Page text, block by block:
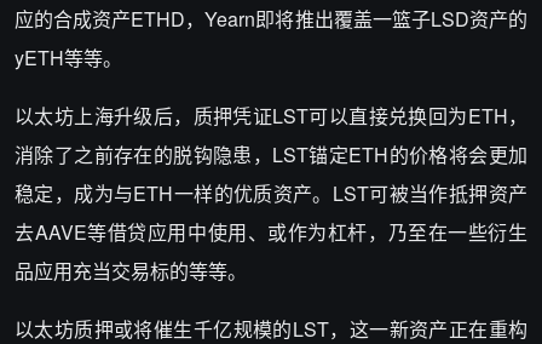
应的合成资产ETHD，Yearn即将推出覆盖一篮子LSD资产的
yETH等等。
以太坊上海升级后，质押凭证LST可以直接兑换回为ETH，
消除了之前存在的脱钩隐患，LST锚定ETH的价格将会更加
稳定，成为与ETH一样的优质资产。LST可被当作抵押资产
去AAVE等借贷应用中使用、或作为杠杆，乃至在一些衍生
品应用充当交易标的等等。
以太坊质押或将催生千亿规模的LST，这一新资产正在重构